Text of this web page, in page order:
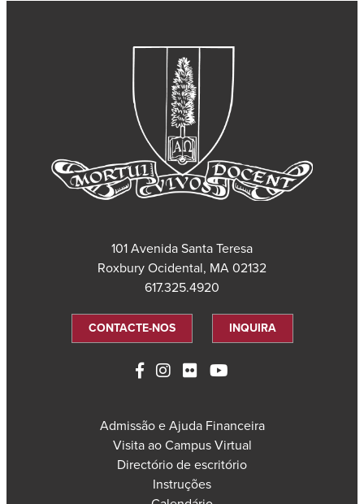
101 Avenida Santa Teresa
Roxbury Ocidental, MA 02132
617.325.4920
CONTACTE-NOS INQUIRA
Admissão e Ajuda Financeira
Visita ao Campus Virtual
Directório de escritório
Instruções